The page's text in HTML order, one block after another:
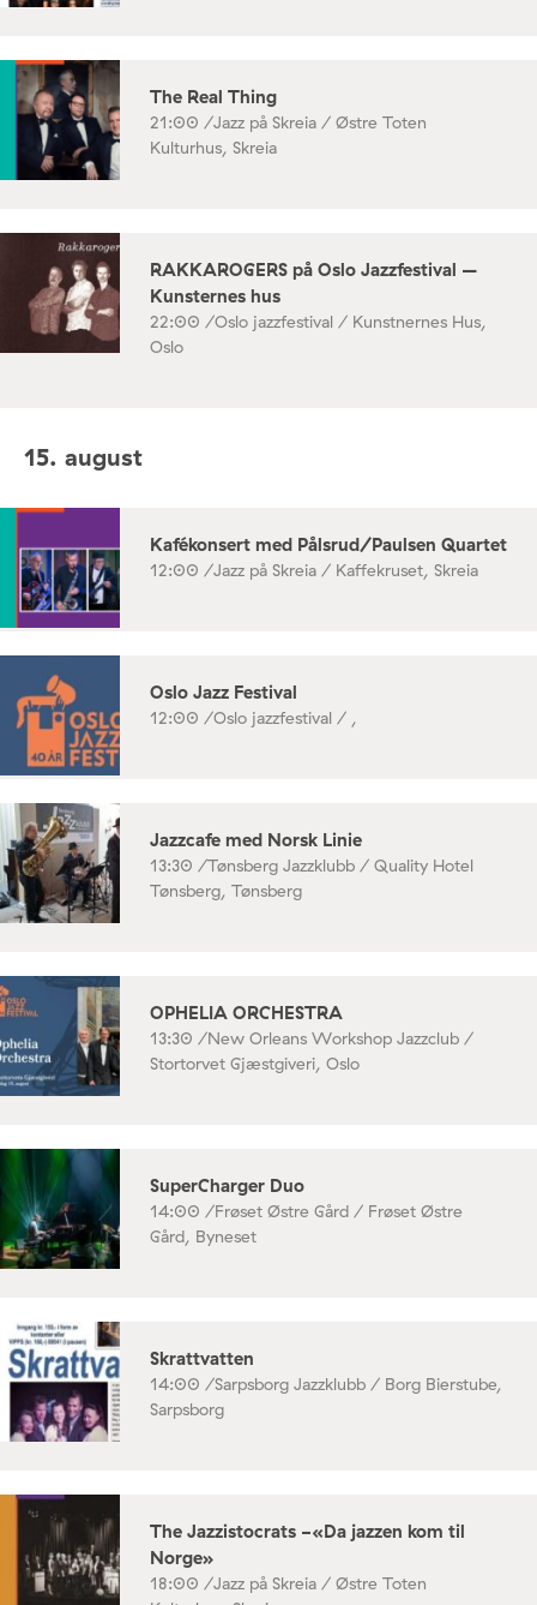
The Real Thing
21:00 /Jazz på Skreia / Østre Toten
Kulturhus, Skreia
RAKKAROGERS på Oslo Jazzfestival –
Kunsternes hus
22:00 /Oslo jazzfestival / Kunstnernes Hus,
Oslo
15. august
Kafékonsert med Pålsrud/Paulsen Quartet
12:00 /Jazz på Skreia / Kaffekruset, Skreia
Oslo Jazz Festival
12:00 /Oslo jazzfestival / ,
Jazzcafe med Norsk Linie
13:30 /Tønsberg Jazzklubb / Quality Hotel
Tønsberg, Tønsberg
OPHELIA ORCHESTRA
13:30 /New Orleans Workshop Jazzclub /
Stortorvet Gjæstgiveri, Oslo
SuperCharger Duo
14:00 /Frøset Østre Gård / Frøset Østre
Gård, Byneset
Skrattvatten
14:00 /Sarpsborg Jazzklubb / Borg Bierstube,
Sarpsborg
The Jazzistocrats -«Da jazzen kom til
Norge»
18:00 /Jazz på Skreia / Østre Toten